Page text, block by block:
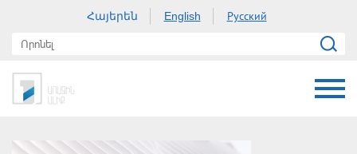
Հայերեն English Русский